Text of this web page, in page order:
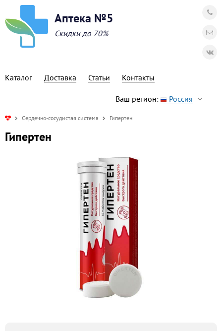
Аптека №5
Скидки до 70%
Каталог Доставка Статьи Контакты
Ваш регион: Россия
Сердечно-сосудистая система Гипертен
Гипертен